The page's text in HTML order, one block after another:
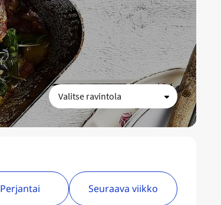
Perjantai Seuraava viikko